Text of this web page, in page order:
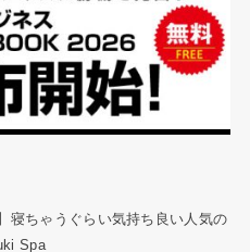
寝ちゃうぐらい気持ち良い人気の
Spa